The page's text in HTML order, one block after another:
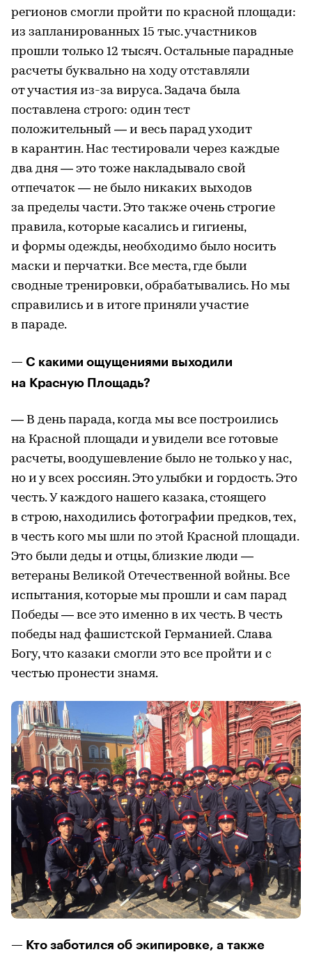
регионов смогли пройти по красной площади:
из запланированных 15 тыс. участников
прошли только 12 тысяч. Остальные парадные
расчеты буквально на ходу отставляли
от участия из-за вируса. Задача была
поставлена строго: один тест
положительный — и весь парад уходит
в карантин. Нас тестировали через каждые
два дня — это тоже накладывало свой
отпечаток — не было никаких выходов
за пределы части. Это также очень строгие
правила, которые касались и гигиены,
и формы одежды, необходимо было носить
маски и перчатки. Все места, где были
сводные тренировки, обрабатывались. Но мы
справились и в итоге приняли участие
в параде.
— С какими ощущениями выходили
на Красную Площадь?
— В день парада, когда мы все построились
на Красной площади и увидели все готовые
расчеты, воодушевление было не только у нас,
но и у всех россиян. Это улыбки и гордость. Это
честь. У каждого нашего казака, стоящего
в строю, находились фотографии предков, тех,
в честь кого мы шли по этой Красной площади.
Это были деды и отцы, близкие люди —
ветераны Великой Отечественной войны. Все
испытания, которые мы прошли и сам парад
Победы — все это именно в их честь. В честь
победы над фашистской Германией. Слава
Богу, что казаки смогли это все пройти и с
честью пронести знамя.
— Кто заботился об экипировке, а также